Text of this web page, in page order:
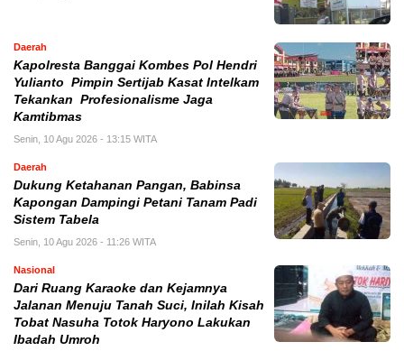
Daerah
Kapolresta Banggai Kombes Pol Hendri
Yulianto Pimpin Sertijab Kasat Intelkam
Tekankan Profesionalisme Jaga
Kamtibmas
Senin, 10 Agu 2026 - 13:15 WITA
Daerah
Dukung Ketahanan Pangan, Babinsa
Kapongan Dampingi Petani Tanam Padi
Sistem Tabela
Senin, 10 Agu 2026 - 11:26 WITA
Nasional
Dari Ruang Karaoke dan Kejamnya
Jalanan Menuju Tanah Suci, Inilah Kisah
Tobat Nasuha Totok Haryono Lakukan
Ibadah Umroh